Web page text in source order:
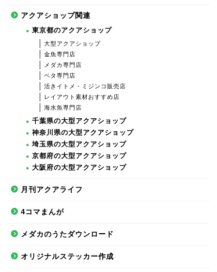
アクアショップ関連
東京都のアクアショップ
大型アクアショップ
金魚専門店
メダカ専門店
ベタ専門店
活きイトメ・ミジンコ販売店
レイアウト素材おすすめ店
海水魚専門店
千葉県の大型アクアショップ
神奈川県の大型アクアショップ
埼玉県の大型アクアショップ
京都府の大型アクアショップ
大阪府の大型アクアショップ
月刊アクアライフ
4コマまんが
メダカのうたダウンロード
オリジナルステッカー作成